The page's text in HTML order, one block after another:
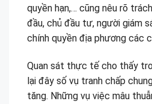
quyền hạn,… cũng nêu rõ
đầu, chủ đầu tư, người giám
chính quyền địa phương các
Quan sát thực tế cho thấy
lại đây số vụ tranh chấp
tăng. Những vụ việc mâu